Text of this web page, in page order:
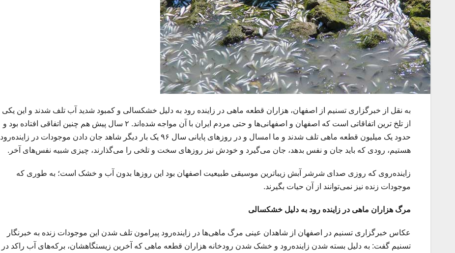
به نقل از خبرگزاری تسنیم از اصفهان، هزاران قطعه ماهی در زاینده رود به دلیل خشکسالی و کمبود شدید آب تلف شدند و این یکی
از تلخ ترین اتفاقاتی است که اصفهان و اصفهانی‌ها و حتی مردم ایران با آن مواجه شده‌اند. ۲ سال پیش هم چنین اتفاقی افتاده بود و
حدود یک میلیون قطعه ماهی تلف شدند و ما امسال و در روزهای پایانی سال ۹۶ یک بار دیگر شاهد جان دادن موجودات در زاینده‌رود
هستیم، رودی که باید جان و نفس بدهد، جان می‌گیرد و خودش نیز روزهای سخت و تلخی را می‌گذارند، چیزی شبیه نفس‌های آخر.
زاینده‌روی که روزی صدای شرشر آبش زیباترین موسیقی طبیعیت اصفهان بود این روزها بدون آب و خشک است؛ به طوری که
موجودات زنده نیز نمی‌توانند از آن حیات بگیرند.
مرگ هزاران ماهی در زاینده رود به دلیل خشکسالی
عکاس خبرگزاری تسنیم در اصفهان از شاهدان عینی مرگ ماهی‌ها در زاینده‌رود پیرامون تلف شدن این موجودات زنده به خبرنگار
تسنیم گفت: به دلیل بسته شدن زاینده‌رود و خشک شدن رودخانه هزاران قطعه ماهی که آخرین زیستگاهشان، برکه‌های آب راکد در